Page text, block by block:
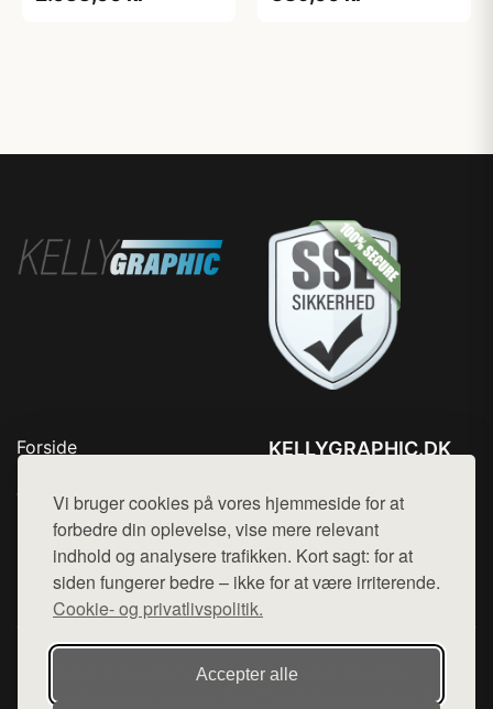
Vi bruger cookies på vores hjemmeside for at
forbedre din oplevelse, vise mere relevant
indhold og analysere trafikken. Kort sagt: for at
siden fungerer bedre – ikke for at være irriterende.
Cookie- og privatlivspolitik.
Accepter alle
Forside
Top Rabatter
Blog
Kontakt
KELLYGRAPHIC.DK
Mail: hej@want.dk
Cookie- og privatlivspolitik
Denne side er en del af want.dk, der udgiver en række
hjemmesider med præsentation af forskellige produkter fra